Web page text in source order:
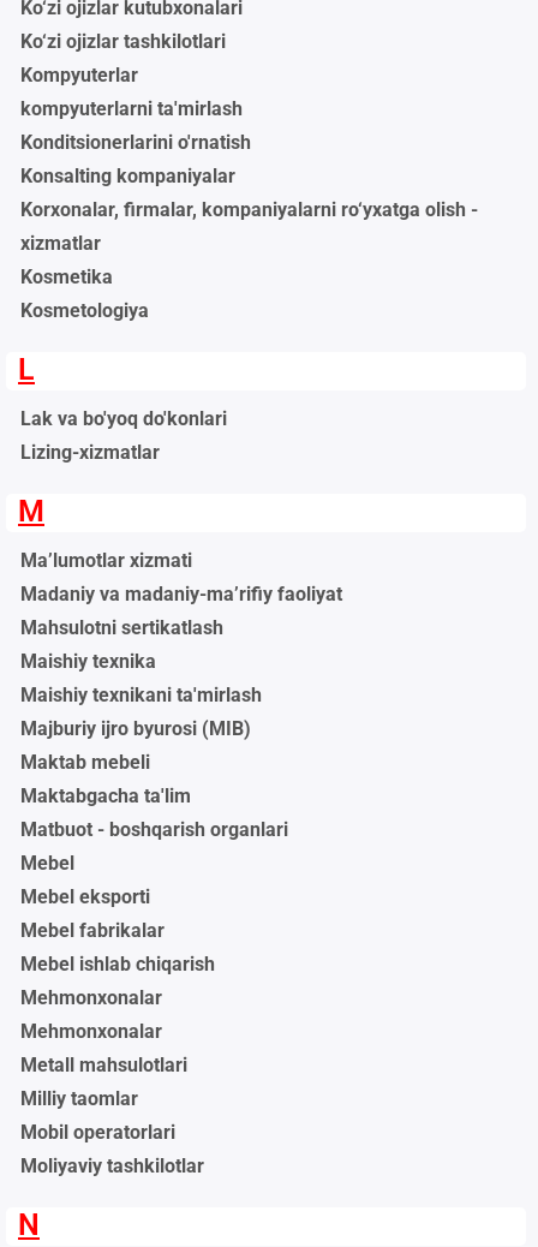
Ko‘zi ojizlar kutubxonalari
Ko‘zi ojizlar tashkilotlari
Kompyuterlar
kompyuterlarni ta'mirlash
Konditsionerlarini o'rnatish
Konsalting kompaniyalar
Korxonalar, firmalar, kompaniyalarni ro‘yxatga olish -
xizmatlar
Kosmetika
Kosmetologiya
L
Lak va bo'yoq do'konlari
Lizing-xizmatlar
M
Ma’lumotlar xizmati
Madaniy va madaniy-ma’rifiy faoliyat
Mahsulotni sertikatlash
Maishiy texnika
Maishiy texnikani ta'mirlash
Majburiy ijro byurosi (MIB)
Maktab mebeli
Maktabgacha ta'lim
Matbuot - boshqarish organlari
Mebel
Mebel eksporti
Mebel fabrikalar
Mebel ishlab chiqarish
Mehmonxonalar
Mehmonxonalar
Metall mahsulotlari
Milliy taomlar
Mobil operatorlari
Moliyaviy tashkilotlar
N